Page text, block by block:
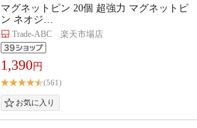
マグネットピン 20個 超強力 マグネットピ
ン ネオジ…
Trade-ABC 楽天市場店
1,390円
(561)